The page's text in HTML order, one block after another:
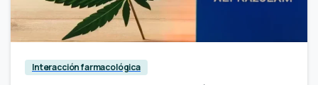
Interacción farmacológica